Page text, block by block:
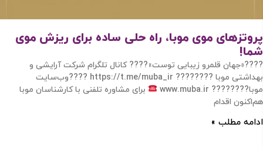
پروتزهای موی موبا، راه حلی ساده برای ریزش موی
شما!
????«جهان قلمرو زیبایی توست»???? کانال تلگرام شرکت آرایشی و
بهداشتی موبا ???????? https://t.me/muba_ir ????وب‌سایت
موبا???????? www.muba.ir
برای مشاوره تلفنی با کارشناسان موبا
هم‌اکنون اقدام
ادامه مطلب »
مرا به خاطر بسپار